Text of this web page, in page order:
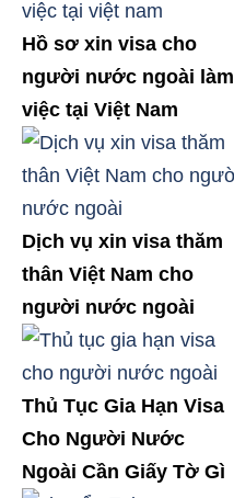
Hồ sơ xin visa cho
người nước ngoài làm
việc tại Việt Nam
Dịch vụ xin visa thăm
thân Việt Nam cho
người nước ngoài
Thủ Tục Gia Hạn Visa
Cho Người Nước
Ngoài Cần Giấy Tờ Gì